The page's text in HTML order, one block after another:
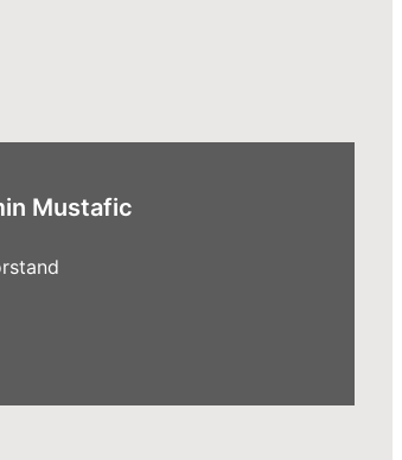
Mustafic